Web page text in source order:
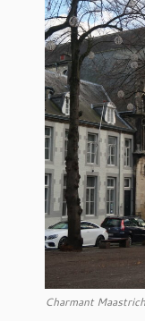
Charmant